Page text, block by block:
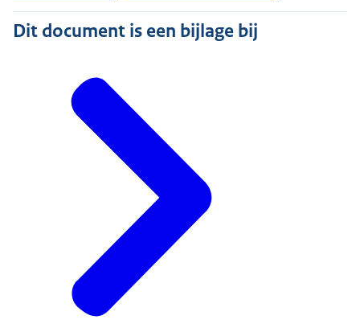
Dit document is een bijlage bij